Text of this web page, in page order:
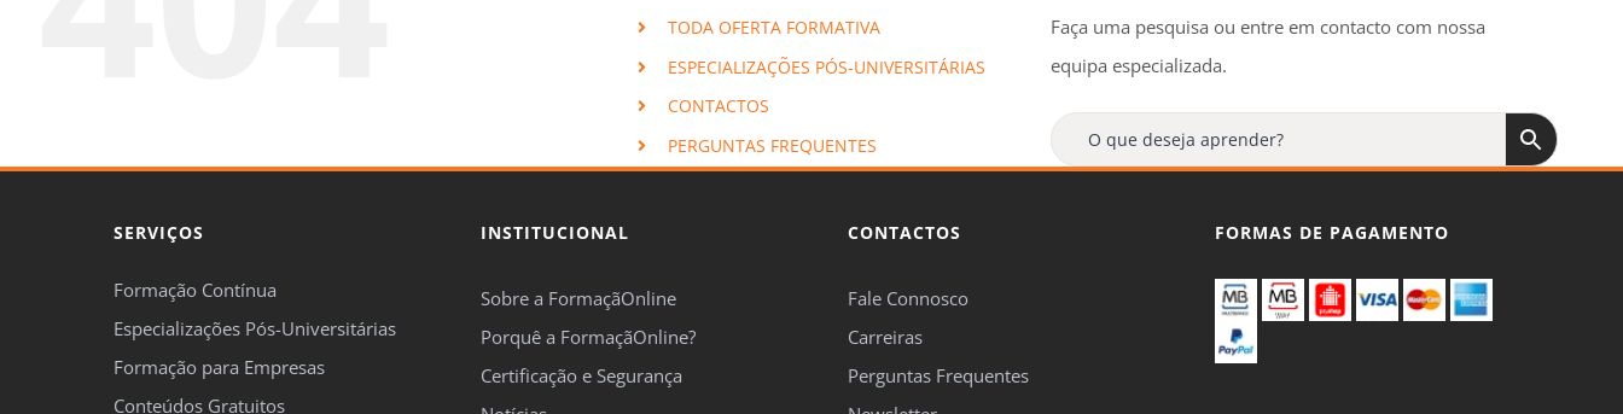
TODA OFERTA FORMATIVA
ESPECIALIZAÇÕES PÓS-UNIVERSITÁRIAS
CONTACTOS
PERGUNTAS FREQUENTES
Faça uma pesquisa ou entre em contacto com nossa
equipa especializada.
SERVIÇOS
Formação Contínua
Especializações Pós-Universitárias
Formação para Empresas
Conteúdos Gratuitos
INSTITUCIONAL
Sobre a FormaçãOnline
Porquê a FormaçãOnline?
Certificação e Segurança
CONTACTOS
Fale Connosco
Carreiras
Perguntas Frequentes
FORMAS DE PAGAMENTO